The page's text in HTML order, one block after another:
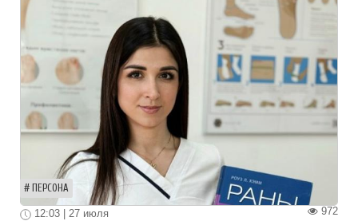
ПЕРСОНА
972
12:03 | 27 июля